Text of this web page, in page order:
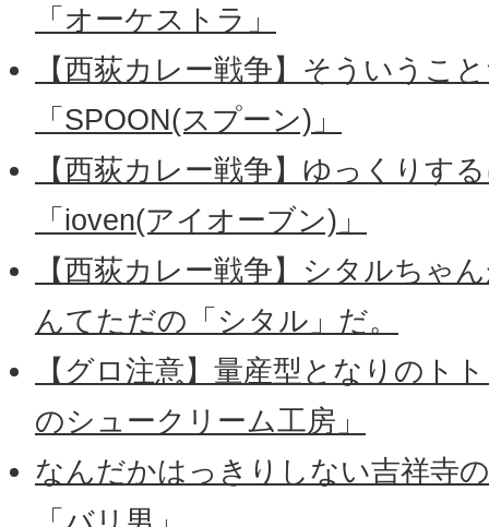
「オーケストラ」
【西荻カレー戦争】そういうこ
「SPOON(スプーン)」
【西荻カレー戦争】ゆっくりす
「ioven(アイオーブン)」
【西荻カレー戦争】シタルちゃ
んてただの「シタル」だ。
【グロ注意】量産型となりのト
のシュークリーム工房」
なんだかはっきりしない吉祥寺